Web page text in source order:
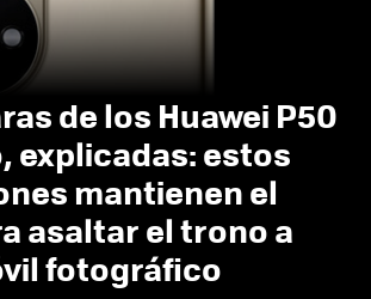
de los Huawei P50
explicadas: estos
mantienen el
asaltar el trono a
fotográfico